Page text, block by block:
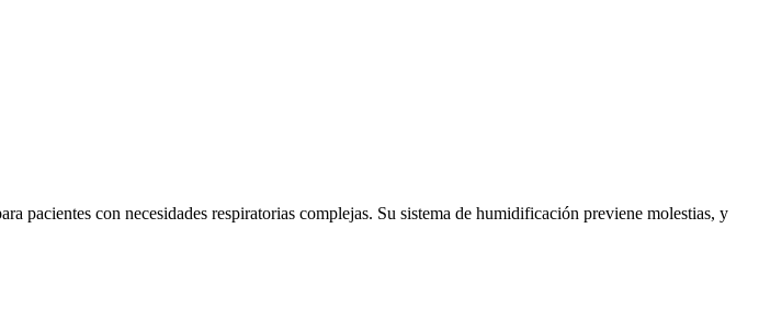
con necesidades respiratorias complejas. Su sistema de humidificación previene molestias, y